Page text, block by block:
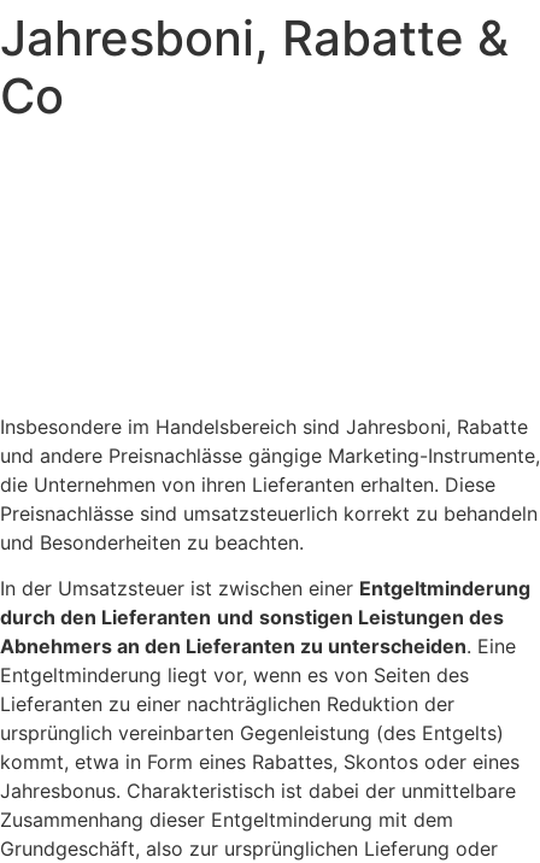
Zum
Inhalt
springen
Jahresboni, Rabatte &
Co
Insbesondere im Handelsbereich sind Jahresboni, Rabatte
und andere Preisnachlässe gängige Marketing-Instrumente,
die Unternehmen von ihren Lieferanten erhalten. Diese
Preisnachlässe sind umsatzsteuerlich korrekt zu behandeln
und Besonderheiten zu beachten.
In der Umsatzsteuer ist zwischen einer Entgeltminderung
durch den Lieferanten und sonstigen Leistungen des
Abnehmers an den Lieferanten zu unterscheiden. Eine
Entgeltminderung liegt vor, wenn es von Seiten des
Lieferanten zu einer nachträglichen Reduktion der
ursprünglich vereinbarten Gegenleistung (des Entgelts)
kommt, etwa in Form eines Rabattes, Skontos oder eines
Jahresbonus. Charakteristisch ist dabei der unmittelbare
Zusammenhang dieser Entgeltminderung mit dem
Grundgeschäft, also zur ursprünglichen Lieferung oder